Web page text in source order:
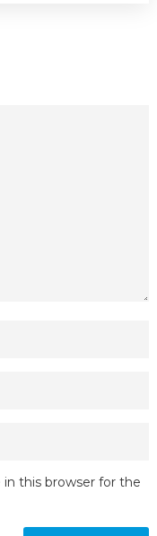
this browser for the